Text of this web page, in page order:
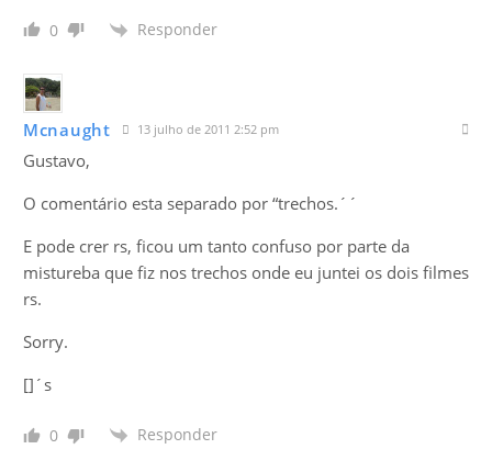
0 Responder
Mcnaught 13 julho de 2011 2:52 pm
Gustavo,
O comentário esta separado por “trechos.´´
E pode crer rs, ficou um tanto confuso por parte da
mistureba que fiz nos trechos onde eu juntei os dois filmes
rs.
Sorry.
[]´s
0 Responder